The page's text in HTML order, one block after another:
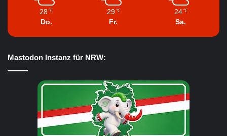
28 ℃
Do.
29 ℃
Fr.
24 ℃
Sa.
Mastodon Instanz für NRW: